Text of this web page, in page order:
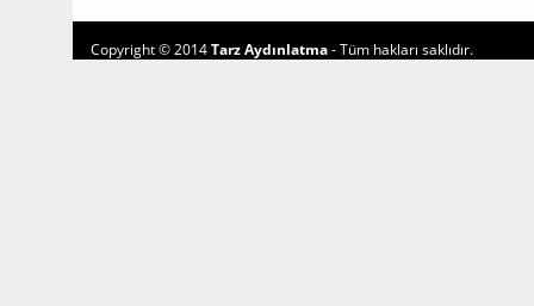
Copyright © 2014Tarz Aydınlatma- Tüm hakları saklıdır.